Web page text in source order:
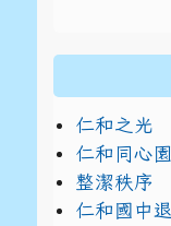
仁和之光
仁和同心園
整潔秩序
仁和國中